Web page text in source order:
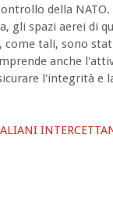
della
gli spazi aerei di
tali, sono
anche
l'integrità e